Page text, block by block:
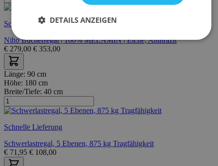
Schnelle Lieferung
Niho Bücherregal | 100% MELAMIN | Eiche, Anthrazit
€ 279,00 € 353,00
Länge: 90 cm
Höhe: 180 cm
Breite/Tiefe: 40 cm
Schnelle Lieferung
Schwerlastregal, 5 Ebenen, 875 kg Tragfähigkeit
€ 71,95 € 108,00
DETAILS ANZEIGEN